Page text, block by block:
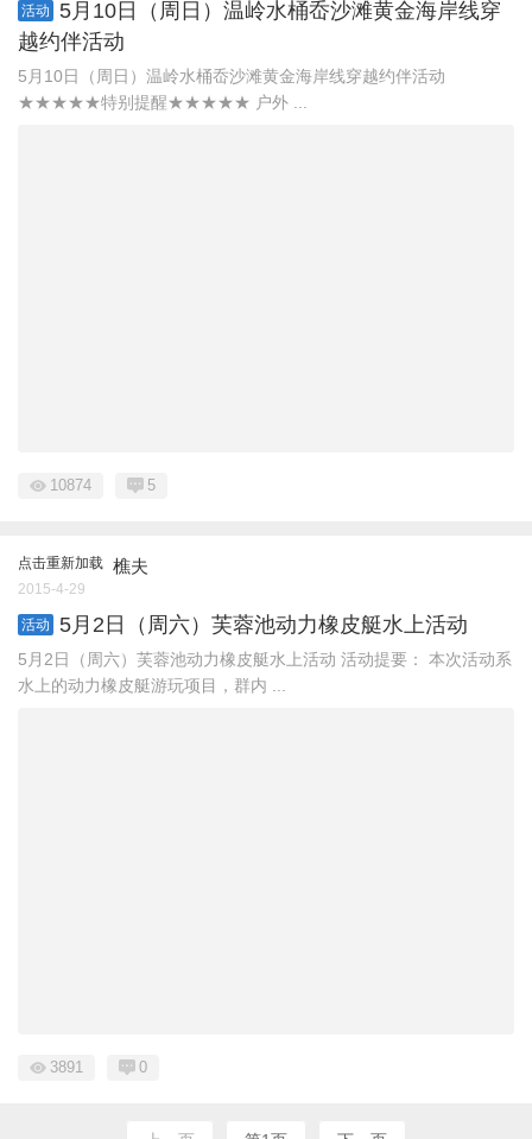
活动
5月10日（周日）温岭水桶岙沙滩黄金海岸线穿
越约伴活动
5月10日（周日）温岭水桶岙沙滩黄金海岸线穿越约伴活动
★★★★★特别提醒★★★★★ 户外 ...
10874 5
点击重新加载 樵夫
2015-4-29
活动 5月2日（周六）芙蓉池动力橡皮艇水上活动
5月2日（周六）芙蓉池动力橡皮艇水上活动 活动提要： 本次活动系
水上的动力橡皮艇游玩项目，群内 ...
3891 0